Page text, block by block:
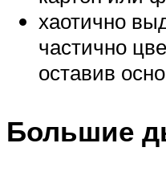
хаотично
частично
оставив
Большие